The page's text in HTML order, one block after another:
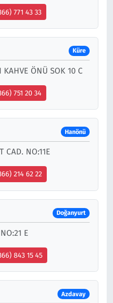
771 43 33
Küre
KAHVE ÖNÜ SOK 10 C
751 20 34
Hanönü
CAD. NO:11E
214 62 22
Doğanyurt
E
843 15 45
Azdavay